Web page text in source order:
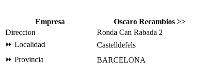
Empresa
Oscaro Recambios >>
Direccion
Ronda Can Rabada 2
⏩ Localidad
Castelldefels
⏩ Provincia
BARCELONA